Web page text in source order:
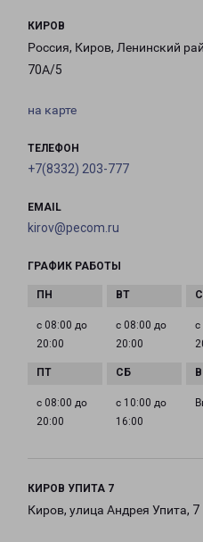
КИРОВ
Россия, Киров, Ленинский
70А/5
на карте
ТЕЛЕФОН
+7(8332) 203-777
EMAIL
kirov@pecom.ru
ГРАФИК РАБОТЫ
с 08:00 до
20:00
с 08:00 до
20:00
с
с 08:00 до
20:00
с 10:00 до
16:00
КИРОВ УПИТА 7
Киров, улица Андрея Упита, 7